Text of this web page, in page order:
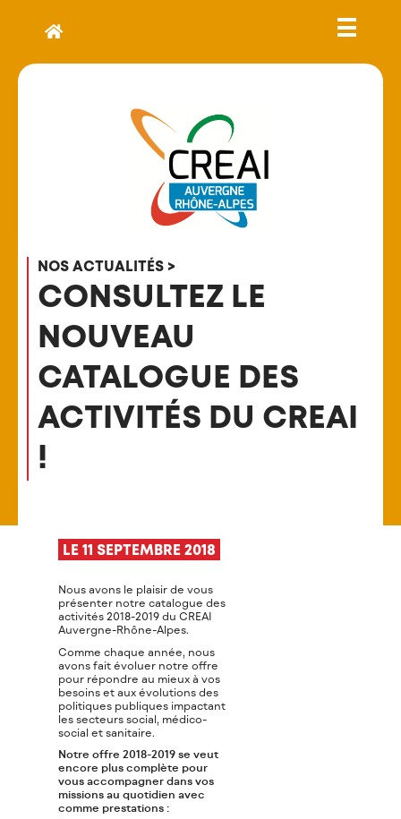
NOS ACTUALITÉS >
CONSULTEZ LE
NOUVEAU
CATALOGUE DES
ACTIVITÉS DU CREAI
!
LE 11 SEPTEMBRE 2018
Nous avons le plaisir de vous
présenter notre catalogue des
activités 2018-2019 du CREAI
Auvergne-Rhône-Alpes.
Comme chaque année, nous
avons fait évoluer notre offre
pour répondre au mieux à vos
besoins et aux évolutions des
politiques publiques impactant
les secteurs social, médico-
social et sanitaire.
Notre offre 2018-2019 se veut
encore plus complète pour
vous accompagner dans vos
missions au quotidien avec
comme prestations :